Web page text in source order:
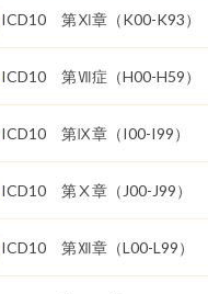
ICD10 第Ⅺ章（K00-K93）
ICD10 第Ⅶ症（H00-H59）
ICD10 第Ⅸ章（I00-I99）
ICD10 第Ⅹ章（J00-J99）
ICD10 第Ⅻ章（L00-L99）